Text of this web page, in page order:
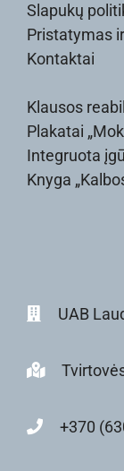
Slapukų
Pristatymas
Kontaktai
Klausos
Plakatai
Integruota
Knyga
UAB
+370